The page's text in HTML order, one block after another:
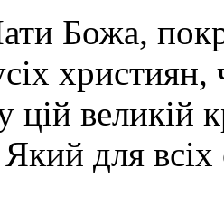
Божа,
християн,
цій великій
Який для